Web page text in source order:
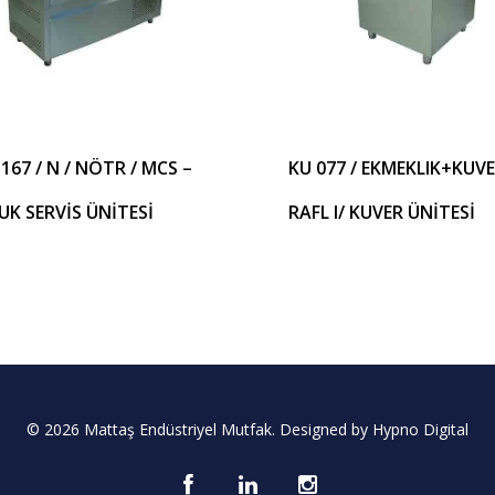
/ N / NÖTR / MCS –
SERVİS ÜNİTESİ
KU 077 /
RAFL I/ KUVER ÜNİTESİ
© 2026 Mattaş Endüstriyel Mutfak. Designed by Hypno Digital